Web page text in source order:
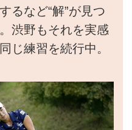
るなど“解”が見つ
渋野もそれを実感
じ練習を続行中。